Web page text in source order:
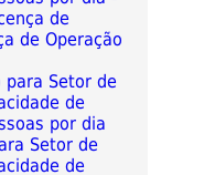
de
de Operação
para Setor de
de
por dia
Setor de
de